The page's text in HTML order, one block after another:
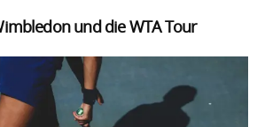
und die WTA Tour